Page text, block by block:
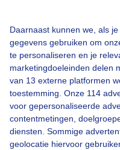
Daarnaast kunnen we, als
gegevens gebruiken om
te personaliseren en je
marketingdoeleinden delen
van 13 externe platformen
toestemming. Onze 114
voor gepersonaliseerde
contentmetingen,
diensten. Sommige
geolocatie hiervoor
Over Buienradar
Bedrijfsgegevens
Veelgestelde vragen
Contact